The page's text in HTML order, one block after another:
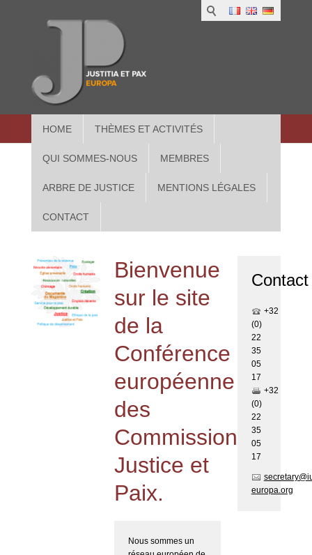
HOME THÈMES ET ACTIVITÉS
QUI SOMMES-NOUS MEMBRES
ARBRE DE JUSTICE MENTIONS LÉGALES
CONTACT
in
Bienvenue
sur le site
de la
Conférence
européenne
des
Commissions
Justice et
Paix.
Nous sommes un
Contact
+32
(0)
22
35
05
17
+32
(0)
22
35
05
17
europa.org